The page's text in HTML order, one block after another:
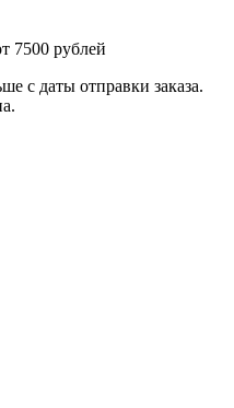
7500 рублей
с даты отправки заказа.